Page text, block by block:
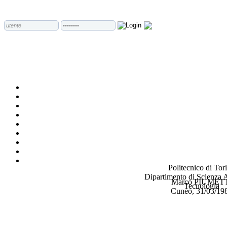
Marco
Cuneo, 31/03/
Politecnico di
Dipartimento di Scienza
Tecnologia